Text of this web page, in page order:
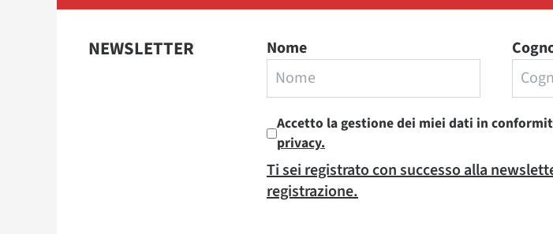
NEWSLETTER Nome
Accetto la gestione dei miei dati in
privacy.
Ti sei registrato con successo alla
registrazione.